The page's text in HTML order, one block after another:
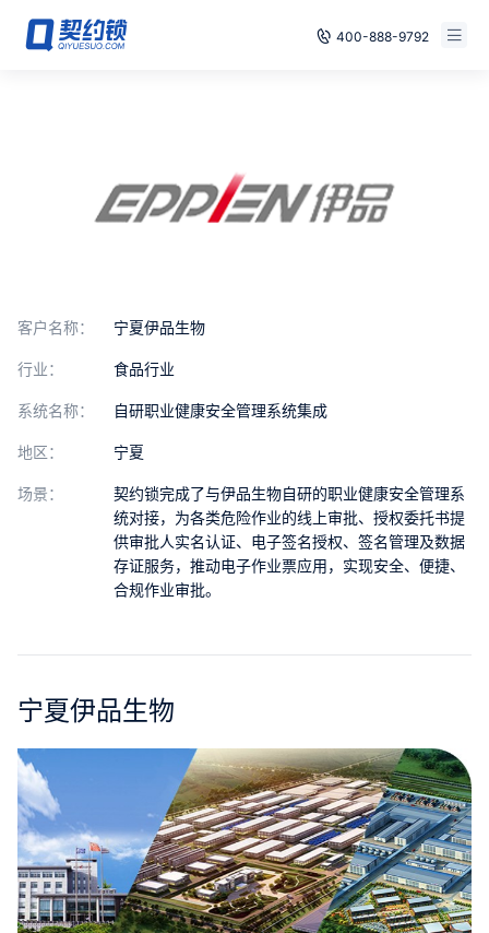
400-888-9792
案例
全国
合作
客户名称： 宁夏伊品生物
行业： 食品行业
系统名称： 自研职业健康安全管理系统集成
地区： 宁夏
场景：
契约锁完成了与伊品生物自研的职业健康安全管理系
统对接，为各类危险作业的线上审批、授权委托书提
供审批人实名认证、电子签名授权、签名管理及数据
存证服务，推动电子作业票应用，实现安全、便捷、
合规作业审批。
宁夏伊品生物